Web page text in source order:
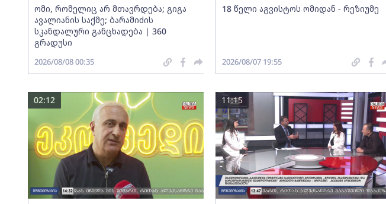
ომი, რომელიც არ მთავრდება; გიგა
ავალიანის საქმე; ბარამიძის
სკანდალური განცხადება | 360
გრადუსი
2026/08/08 00:35
18 წელი აგვისტოს ომიდან - რეზიუმე
2026/08/07 19:55
02:12 11:15